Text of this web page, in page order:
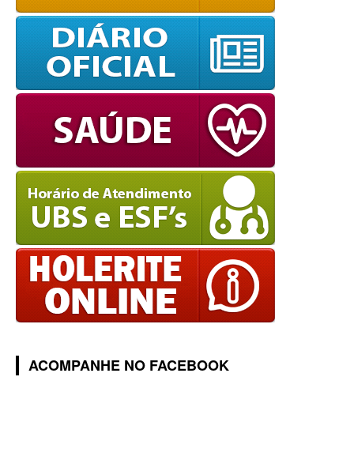
ACOMPANHE NO FACEBOOK